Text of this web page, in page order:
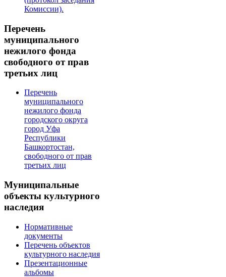
Комиссии).
Перечень
муниципального
нежилого фонда
свободного от прав
третьих лиц
Перечень
муниципального
нежилого фонда
городского округа
город Уфа
Республики
Башкортостан,
свободного от прав
третьих лиц
Муниципальные
объекты культурного
наследия
Нормативные
документы
Перечень объектов
культурного наследия
Презентационные
альбомы